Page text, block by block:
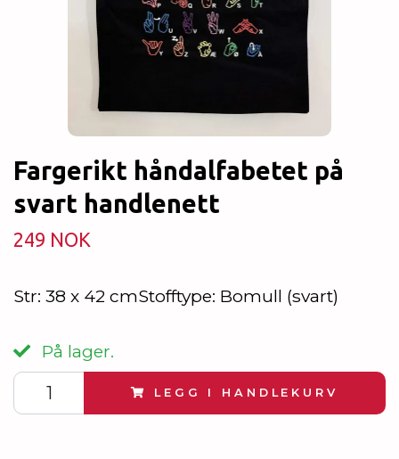
Fargerikt håndalfabetet på
svart handlenett
249 NOK
Str: 38 x 42 cmStofftype: Bomull (svart)
På lager.
LEGG I HANDLEKURV